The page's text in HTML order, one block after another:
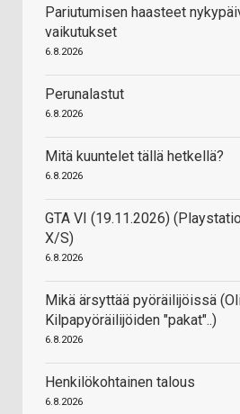
Pariutumisen haasteet
vaikutukset
6.8.2026
Perunalastut
6.8.2026
Mitä kuuntelet tällä hetkellä?
6.8.2026
GTA VI (19.11.2026)
X/S)
6.8.2026
Mikä ärsyttää pyöräilijöissä
Kilpapyöräilijöiden "pakat"..)
6.8.2026
Henkilökohtainen talous
6.8.2026